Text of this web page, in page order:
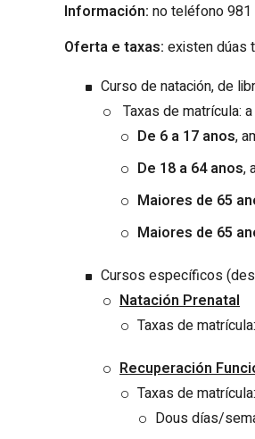
Información: no teléfono 981
Oferta e taxas: existen dúas
Curso de natación, de
Taxas de matrícula:
De 6 a 17 anos,
De 18 a 64 anos,
Maiores de 65
Maiores de 65
Cursos específicos
Natación Prenatal
Taxas de
Recuperación
Taxas de
Dous días/